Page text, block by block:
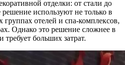
отделки: от стали до
используют не только в
группах отелей и спа-комплексов,
Однако это решение сложнее в
требует больших затрат.